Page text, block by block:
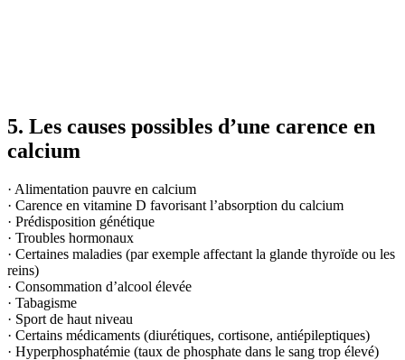
5. Les causes possibles d’une carence en
calcium
· Alimentation pauvre en calcium
· Carence en vitamine D favorisant l’absorption du calcium
· Prédisposition génétique
· Troubles hormonaux
· Certaines maladies (par exemple affectant la glande thyroïde ou les
reins)
· Consommation d’alcool élevée
· Tabagisme
· Sport de haut niveau
· Certains médicaments (diurétiques, cortisone, antiépileptiques)
· Hyperphosphatémie (taux de phosphate dans le sang trop élevé)